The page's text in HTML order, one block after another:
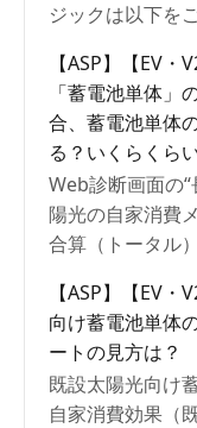
ジックは以下を
【ASP】【EV
「蓄電池単体」
合、蓄電池単体
る？いくらくら
Web診断画面の
陽光の自家消費
合算（トータル
金額確認可）。
「太陽光自家消
分）」の“長期
後半のほうが蓄
【ASP】【EV・
向け蓄電池単体
ートの見方は？
既設太陽光向け
自家消費効果（